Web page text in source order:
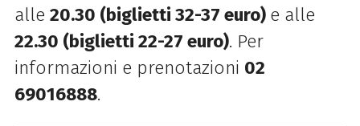
alle 20.30 (biglietti 32-37 euro) e alle
22.30 (biglietti 22-27 euro). Per
informazioni e prenotazioni 02
69016888.